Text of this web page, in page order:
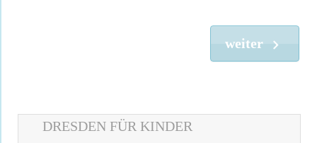
weiter
DRESDEN FÜR KINDER